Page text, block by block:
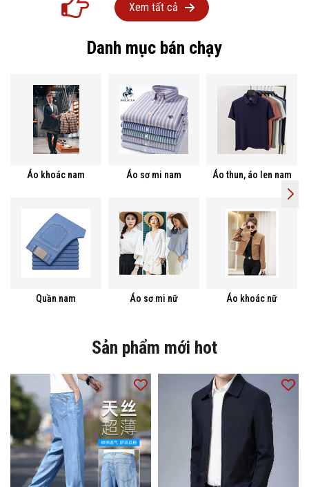
Xem tất cả
Danh mục bán chạy
Áo khoác nam Áo sơ mi nam Áo thun, áo len nam
Quần nam Áo sơ mi nữ Áo khoác nữ
Sản phẩm mới hot